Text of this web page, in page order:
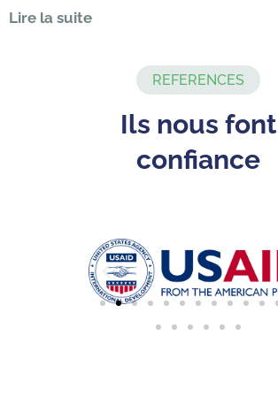
Lire la suite
REFERENCES
Ils nous font
confiance